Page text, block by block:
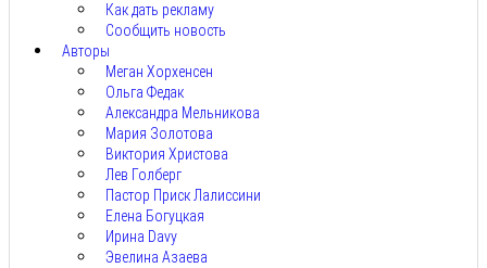
Как дать рекламу
Сообщить новость
Авторы
Меган Хорхенсен
Ольга Федак
Александра Мельникова
Мария Золотова
Виктория Христова
Лев Голберг
Пастор Приск Лалиссини
Елена Богуцкая
Ирина Davy
Эвелина Азаева